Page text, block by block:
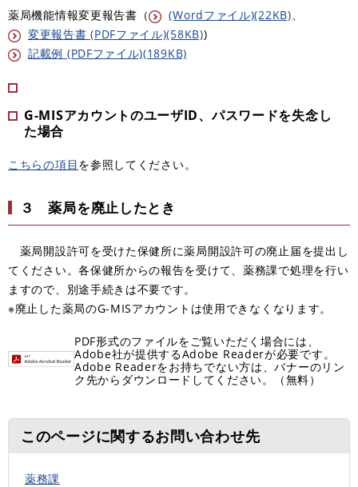
薬局機能情報変更報告書（ (Wordファイル)(22KB)
変更報告書 (PDFファイル)(58KB))
記載例 (PDFファイル)(189KB)
G-MISアカウントのユーザID、パスワードを失念し
た場合
こちらの項目を参照してください。
３ 薬局を廃止したとき
薬局開設許可を受けた保健所に薬局開設許可の廃止届を提出し
てください。各保健所からの報告を受けて、薬務課で処理を行い
ますので、別途手続きは不要です。
※廃止した薬局のG-MISアカウントは使用できなくなります。
PDF形式のファイルをご覧いただく場合には、
Adobe社が提供するAdobe Readerが必要です。
Adobe Readerをお持ちでない方は、バナーのリン
ク先からダウンロードしてください。（無料）
このページに関するお問い合わせ先
薬務課